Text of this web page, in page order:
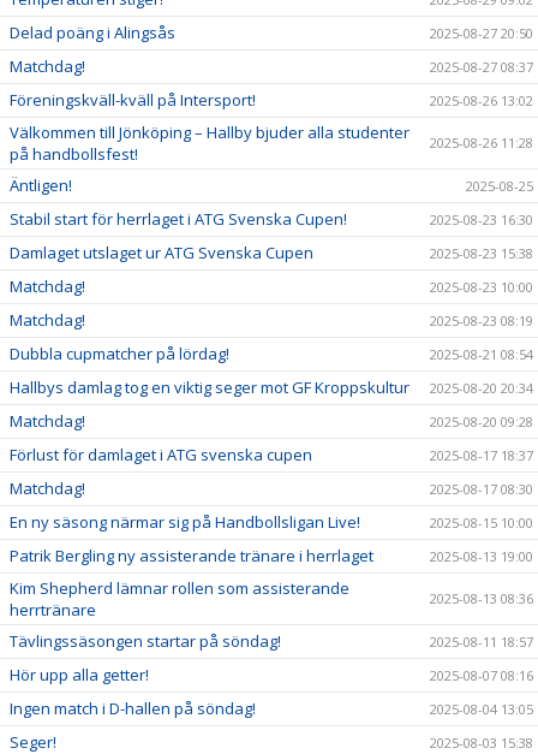
Delad poäng i Alingsås 2025-08-27 20:50
Matchdag! 2025-08-27 08:37
Föreningskväll-kväll på Intersport! 2025-08-26 13:02
Välkommen till Jönköping – Hallby bjuder alla studenter
på handbollsfest!
2025-08-26 11:28
Äntligen! 2025-08-25
Stabil start för herrlaget i ATG Svenska Cupen! 2025-08-23 16:30
Damlaget utslaget ur ATG Svenska Cupen 2025-08-23 15:38
Matchdag! 2025-08-23 10:00
Matchdag! 2025-08-23 08:19
Dubbla cupmatcher på lördag! 2025-08-21 08:54
Hallbys damlag tog en viktig seger mot GF Kroppskultur 2025-08-20 20:34
Matchdag! 2025-08-20 09:28
Förlust för damlaget i ATG svenska cupen 2025-08-17 18:37
Matchdag! 2025-08-17 08:30
En ny säsong närmar sig på Handbollsligan Live! 2025-08-15 10:00
Patrik Bergling ny assisterande tränare i herrlaget 2025-08-13 19:00
Kim Shepherd lämnar rollen som assisterande
herrtränare
2025-08-13 08:36
Tävlingssäsongen startar på söndag! 2025-08-11 18:57
Hör upp alla getter! 2025-08-07 08:16
Ingen match i D-hallen på söndag! 2025-08-04 13:05
Seger! 2025-08-03 15:38